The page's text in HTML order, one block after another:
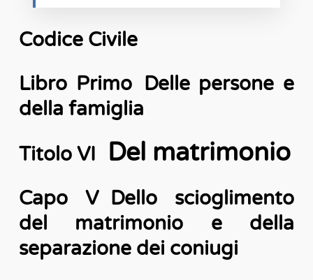
Codice Civile
Libro Primo Delle persone e
della famiglia
Titolo VI Del matrimonio
Capo V Dello scioglimento
del matrimonio e della
separazione dei coniugi